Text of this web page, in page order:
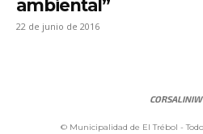
ambiental”
22 de junio de 2016
© Municipalidad de El Trébol -